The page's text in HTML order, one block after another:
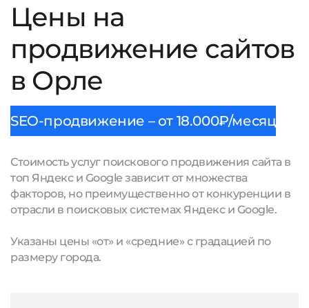
Цены на
продвижение сайтов
в Орле
SEO-продвижение – от 18.000₽/месяц
Стоимость услуг поискового продвижения сайта в
топ Яндекс и Google зависит от множества
факторов, но преимущественно от конкуренции в
отрасли в поисковых системах Яндекс и Google.
Указаны цены «от» и «средние» с градацией по
размеру города.